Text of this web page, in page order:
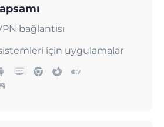
bağlantısı
için uygulamalar